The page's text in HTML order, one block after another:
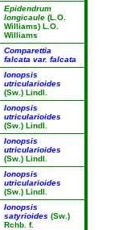
Epidendrum
longicaule (L.O.
Williams) L.O.
Williams
Comparettia
falcata var. falcata
Ionopsis
utricularioides
(Sw.) Lindl.
Ionopsis
utricularioides
(Sw.) Lindl.
Ionopsis
utricularioides
(Sw.) Lindl.
Ionopsis
utricularioides
(Sw.) Lindl.
Ionopsis
satyrioides (Sw.)
Rchb. f.